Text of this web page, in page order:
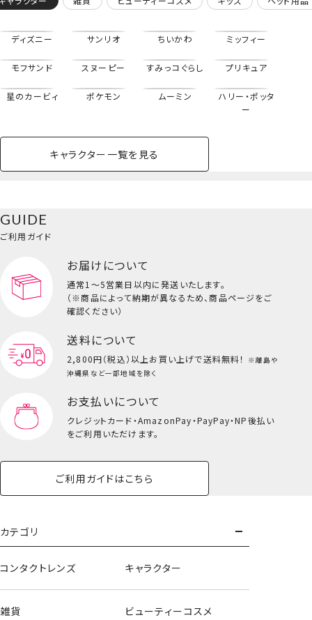
ハンドクリーム＜単品＞
ディズニー サンリオ ちいかわ ミッフィー
モフサンド スヌーピー すみっコぐらし プリキュア
星のカービィ ポケモン ムーミン
ハリー・ポッタ
ー
キャラクター一覧を見る
イクアップ
ビューティーコスメ一覧を見る
バッグ・タオル・
小物
キッズ一覧を見る
GUIDE
ご利用ガイド
お届けについて
通常1～5営業日以内に発送いたします。
（※商品によって納期が異なるため、商品ページをご
確認ください）
送料について
2,800円（税込）以上お買い上げで送料無料！
※離島や
沖縄県など一部地域を除く
お支払いについて
クレジットカード・AmazonPay・PayPay・NP後払い
をご利用いただけます。
ご利用ガイドはこちら
カテゴリ
コンタクトレンズ キャラクター
雑貨 ビューティーコスメ